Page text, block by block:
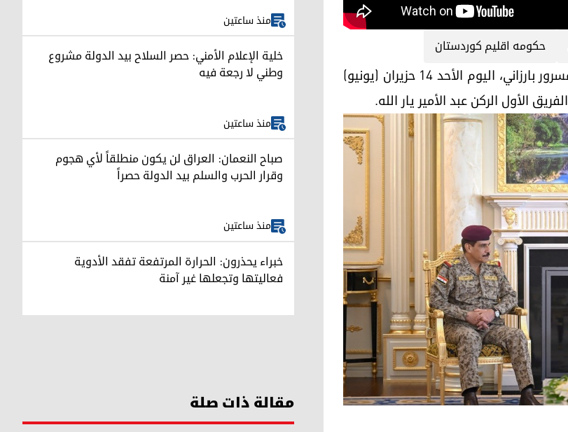
حكومە اقلیم كوردستان
اربیل (كوردستان24)- استقبل رئيس حكومة إقليم كوردستان مسرور بارزاني، اليوم الأحد 14 حزيران (يونيو)
منذ ساعتين
خلية الإعلام الأمني: حصر السلاح بيد الدولة مشروع
وطني لا رجعة فيه
منذ ساعتين
صباح النعمان: العراق لن يكون منطلقاً لأي هجوم
وقرار الحرب والسلم بيد الدولة حصراً
منذ ساعتين
خبراء يحذرون: الحرارة المرتفعة تفقد الأدوية
فعاليتها وتجعلها غير آمنة
مقالة ذات صلة